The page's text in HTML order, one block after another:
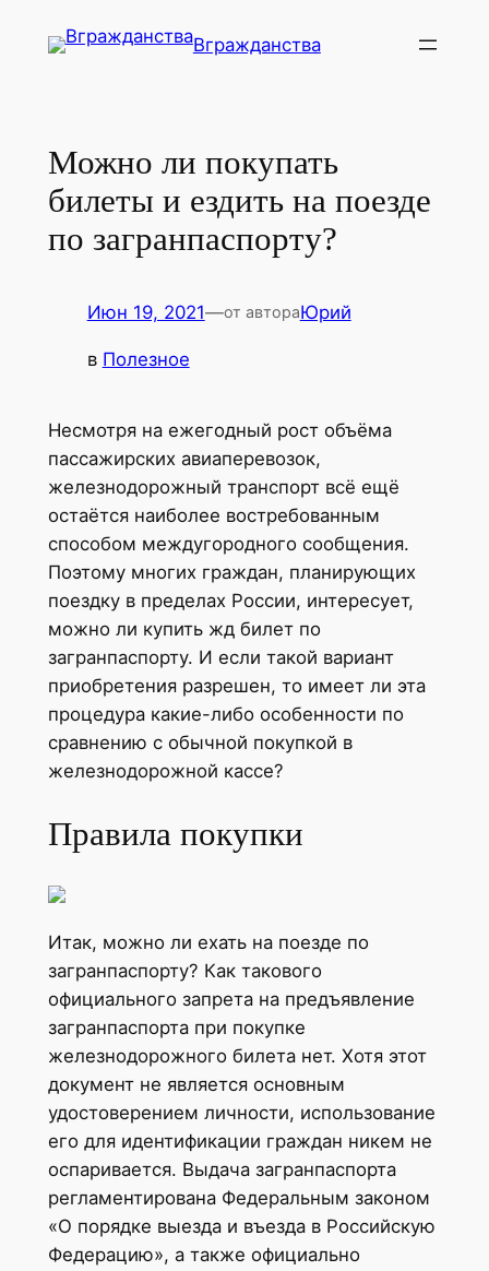
Вгражданства
Можно ли покупать
билеты и ездить на поезде
по загранпаспорту?
Июн 19, 2021—от автораЮрий
в Полезное
Несмотря на ежегодный рост объёма
пассажирских авиаперевозок,
железнодорожный транспорт всё ещё
остаётся наиболее востребованным
способом междугородного сообщения.
Поэтому многих граждан, планирующих
поездку в пределах России, интересует,
можно ли купить жд билет по
загранпаспорту. И если такой вариант
приобретения разрешен, то имеет ли эта
процедура какие-либо особенности по
сравнению с обычной покупкой в
железнодорожной кассе?
Правила покупки
Итак, можно ли ехать на поезде по
загранпаспорту? Как такового
официального запрета на предъявление
загранпаспорта при покупке
железнодорожного билета нет. Хотя этот
документ не является основным
удостоверением личности, использование
его для идентификации граждан никем не
оспаривается. Выдача загранпаспорта
регламентирована Федеральным законом
«О порядке выезда и въезда в Российскую
Федерацию», а также официально